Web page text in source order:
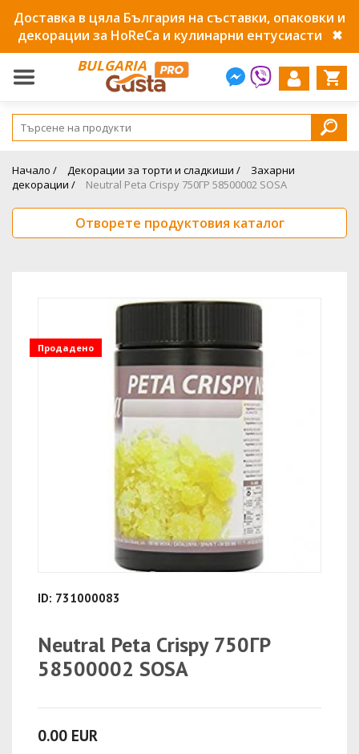
Доставка в цяла България на съставки, опаковки и
декорации за HoReCa и кулинарни ентусиасти
✖
BULGARIA
Начало / Декорации за торти и сладкиши /
Захарни
декорации /
Neutral Peta Crispy 750ГР 58500002 SOSA
Отворете продуктовия каталог
Продадено
ID: 731000083
Neutral Peta Crispy 750ГР
58500002 SOSA
0.00 EUR